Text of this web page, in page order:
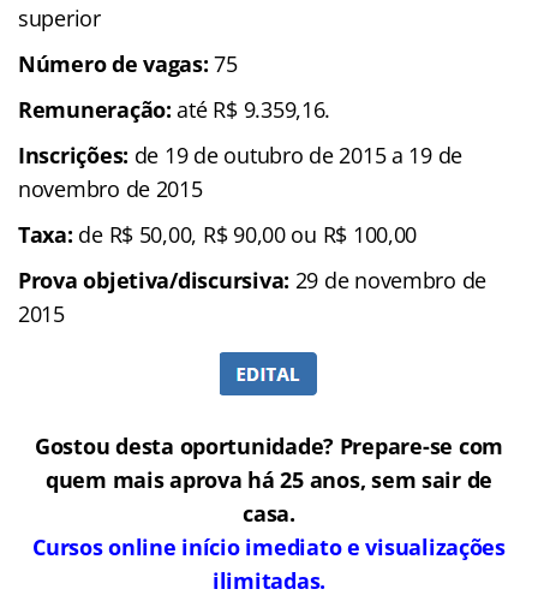
superior
Número de vagas: 75
Remuneração: até R$ 9.359,16.
Inscrições: de 19 de outubro de 2015 a 19 de
novembro de 2015
Taxa: de R$ 50,00, R$ 90,00 ou R$ 100,00
Prova objetiva/discursiva: 29 de novembro de
2015
Gostou desta oportunidade? Prepare-se com
quem mais aprova há 25 anos, sem sair de
casa.
Cursos online início imediato e visualizações
ilimitadas.